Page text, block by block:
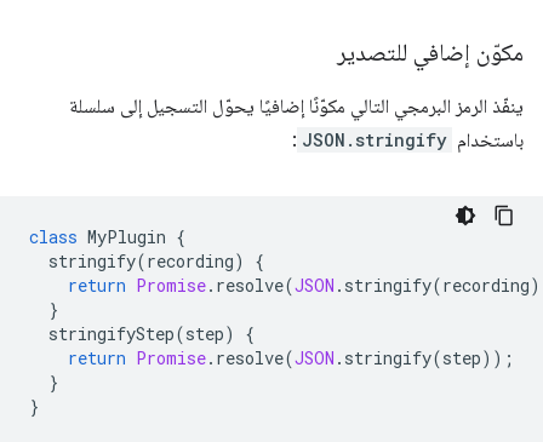
مكوّن إضافي للتصدير
ينفّذ الرمز البرمجي التالي مكوّنًا إضافيًا يحوّل التسجيل إلى سلسلة
باستخدام JSON.stringify
:
class MyPlugin {
stringify(recording)
{
return Promise. resolve(JSON . stringify(recording
}
stringifyStep(step)
{
return Promise. resolve(JSON . stringify(step));
}
}